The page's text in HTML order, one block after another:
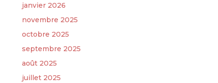
janvier 2026
novembre 2025
octobre 2025
septembre 2025
août 2025
juillet 2025